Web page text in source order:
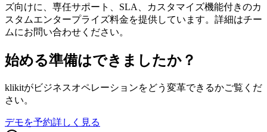
ズ向けに、専任サポート、SLA、カスタマイズ機能付きのカ
スタムエンタープライズ料金を提供しています。詳細はチー
ムにお問い合わせください。
始める準備はできましたか？
klikitがビジネスオペレーションをどう変革できるかご覧くだ
さい。
デモを予約詳しく見る